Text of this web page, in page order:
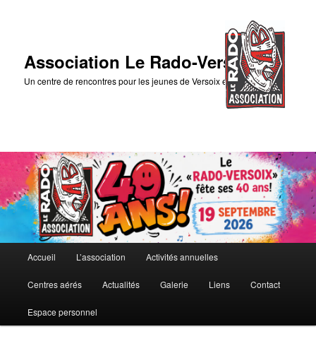
Association Le Rado-Versoix
Un centre de rencontres pour les jeunes de Versoix et des environs
principal
Aller
au
contenu
Aller
au
contenu
Accueil L’association Activités annuelles
Centres aérés Actualités Galerie Liens Contact
Espace personnel